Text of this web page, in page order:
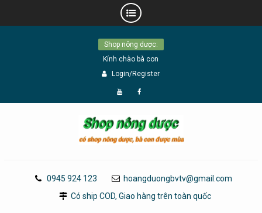
Shop nông dược:
Kính chào bà con
Login/Register
Đăng
YouTube
Page
0945 924 123
hoangduongbvtv@gmail.com
Có ship COD, Giao hàng trên toàn quốc